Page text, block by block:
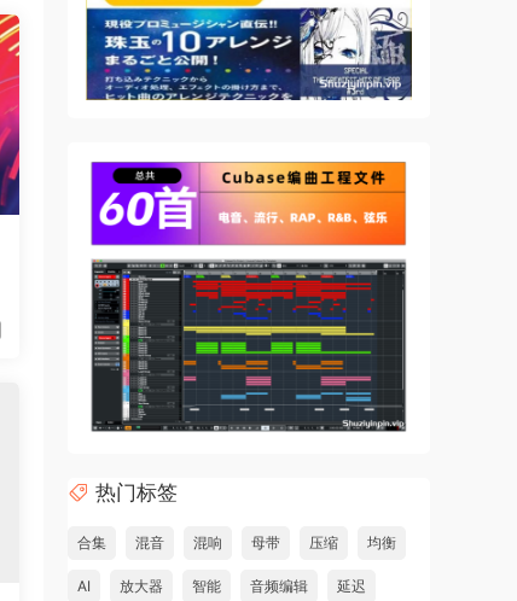
热门标签
合集 混音 混响 母带 压缩 均衡
AI 放大器 智能 音频编辑 延迟